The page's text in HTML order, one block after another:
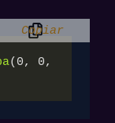
Copiar
( 0, 0